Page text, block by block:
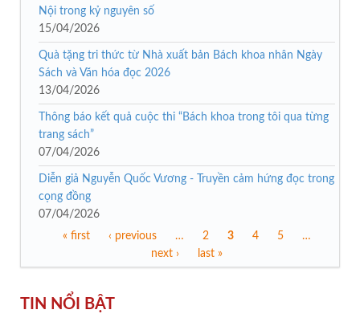
Nội trong kỷ nguyên số
15/04/2026
Quà tặng tri thức từ Nhà xuất bản Bách khoa nhân Ngày
Sách và Văn hóa đọc 2026
13/04/2026
Thông báo kết quả cuộc thi “Bách khoa trong tôi qua từng
trang sách”
07/04/2026
Diễn giả Nguyễn Quốc Vương - Truyền cảm hứng đọc trong
cọng đồng
07/04/2026
« first ‹ previous … 2 3 4 5
…
next ›
last »
TIN NỔI BẬT